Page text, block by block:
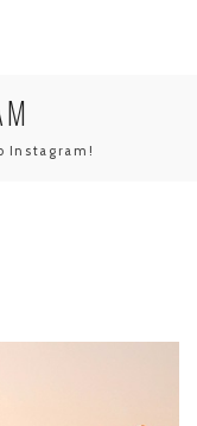
Instagram!